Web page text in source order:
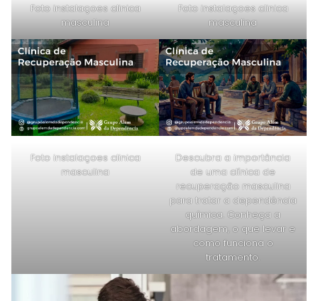
Foto instalaçoes clinica
masculina
Foto instalaçoes clinica
masculina
Foto instalaçoes clinica
masculina
Descubra a importância
de uma clínica de
recuperação masculina
para tratar a dependência
química. Conheça a
abordagem, o que levar e
como funciona o
tratamento.